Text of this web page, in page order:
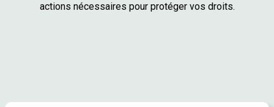
actions nécessaires pour protéger vos droits.